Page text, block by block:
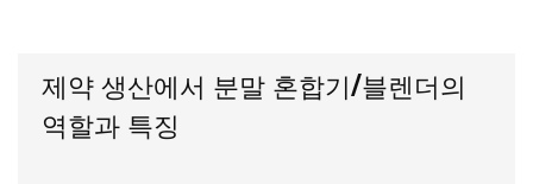
제약 생산에서 분말 혼합기/블렌더의
역할과 특징